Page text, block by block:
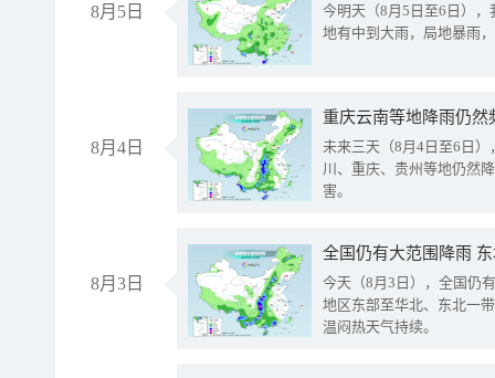
8月5日
今明天（8月5日至6日）
地有中到大雨，局地暴雨
8月4日
重庆云南等地降雨仍然
未来三天（8月4日至6日
川、重庆、贵州等地仍然
害。
8月3日
全国仍有大范围降雨
今天（8月3日），全国仍
地区东部至华北、东北一
温闷热天气持续。